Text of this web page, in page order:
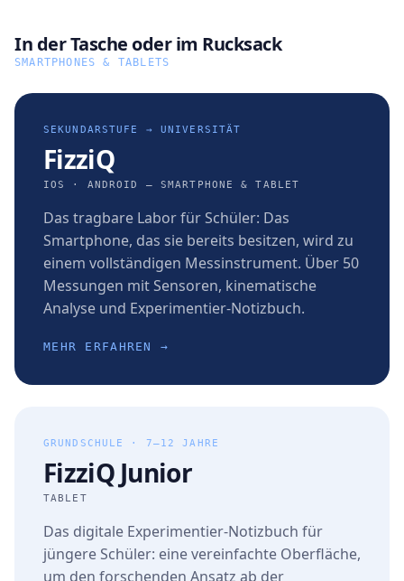
In der Tasche oder im Rucksack
SMARTPHONES & TABLETS
SEKUNDARSTUFE → UNIVERSITÄT
FizziQ
IOS · ANDROID — SMARTPHONE & TABLET
Das tragbare Labor für Schüler: Das
Smartphone, das sie bereits besitzen, wird zu
einem vollständigen Messinstrument. Über 50
Messungen mit Sensoren, kinematische
Analyse und Experimentier-Notizbuch.
MEHR ERFAHREN →
GRUNDSCHULE · 7–12 JAHRE
FizziQ Junior
TABLET
Das digitale Experimentier-Notizbuch für
jüngere Schüler: eine vereinfachte Oberfläche,
um den forschenden Ansatz ab der